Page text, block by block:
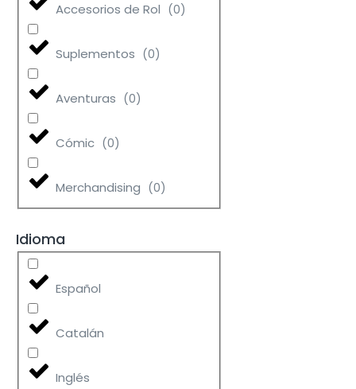
Accesorios de Rol (0)
Suplementos (0)
Aventuras (0)
Cómic (0)
Merchandising (0)
Idioma
Español
Catalán
Inglés